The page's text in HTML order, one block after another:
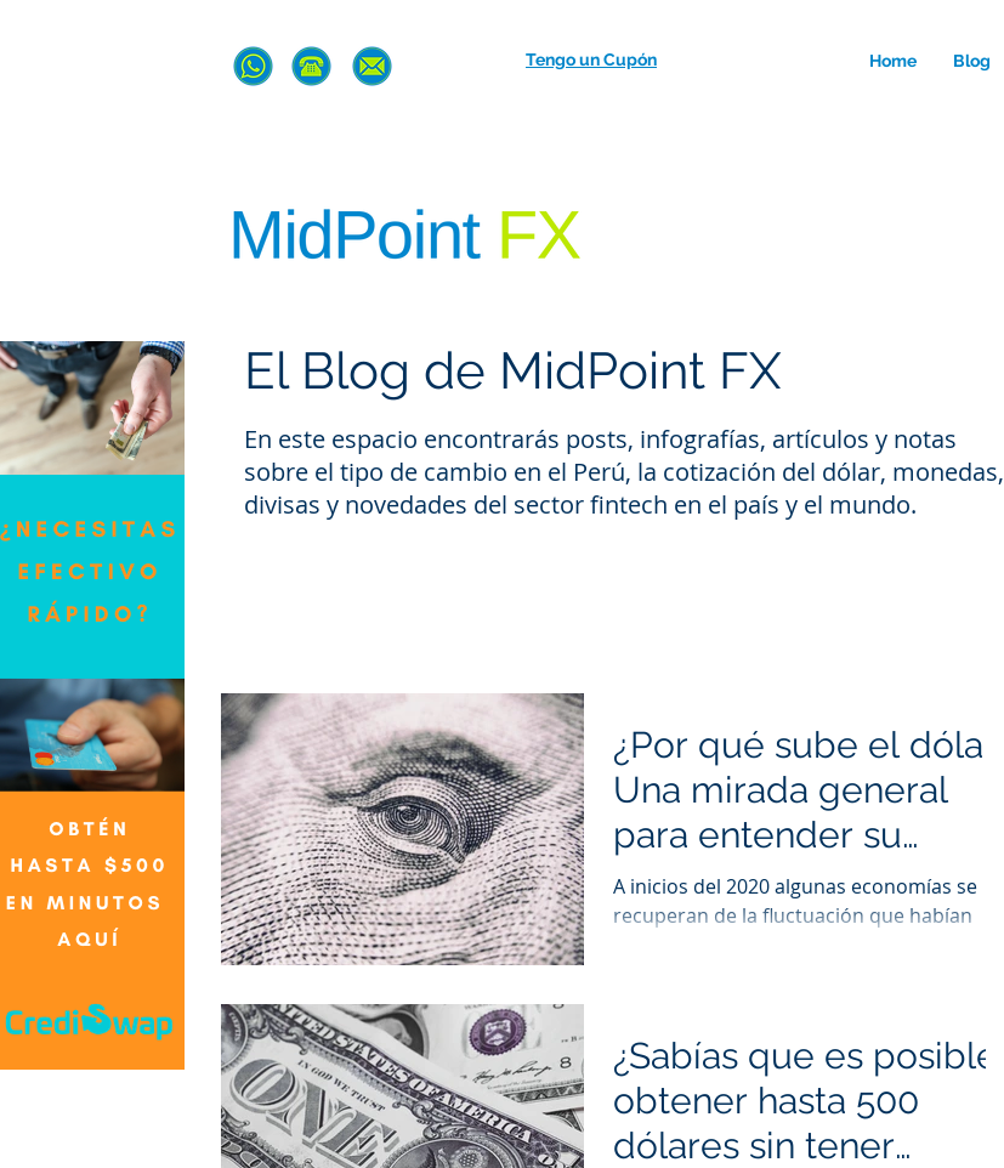
Tengo un Cupón Home Blog
El Blog de MidPoint FX
En este espacio encontrarás posts, infografías, artículos y notas
sobre el tipo de cambio en el Perú, la cotización del dólar, monedas,
divisas y novedades del sector fintech en el país y el mundo.
¿Por qué sube el dólar?
Una mirada general
para entender su
fluctuación
A inicios del 2020 algunas economías se
recuperan de la fluctuación que habían
¿Sabías que es posible
obtener hasta 500
dólares sin tener